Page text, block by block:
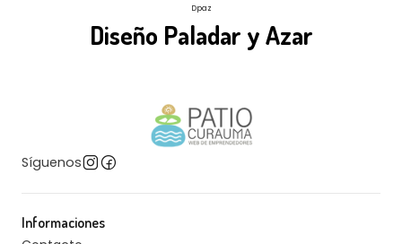
Dpaz
Diseño Paladar y Azar
Síguenos
Informaciones